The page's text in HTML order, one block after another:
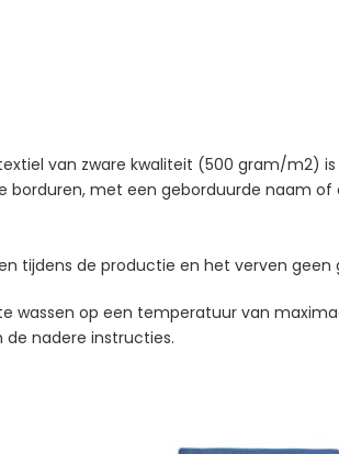
van zware kwaliteit (500 gram/m2)
borduren, met een geborduurde naam of
tijdens de productie en het verven
wassen op een temperatuur van
de nadere instructies.